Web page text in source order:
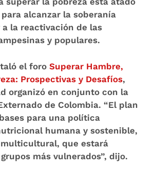
alcanzar la soberanía
la reactivación de las
y populares.
el foro Superar Hambre,
Prospectivas y Desafíos,
organizó en conjunto con la
de Colombia. “El plan
para una política
humana y sostenible,
que estará
más vulnerados”, dijo.